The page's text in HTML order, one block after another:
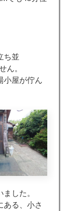
ち並
ん。
小屋が佇ん
した。
ある、小さ